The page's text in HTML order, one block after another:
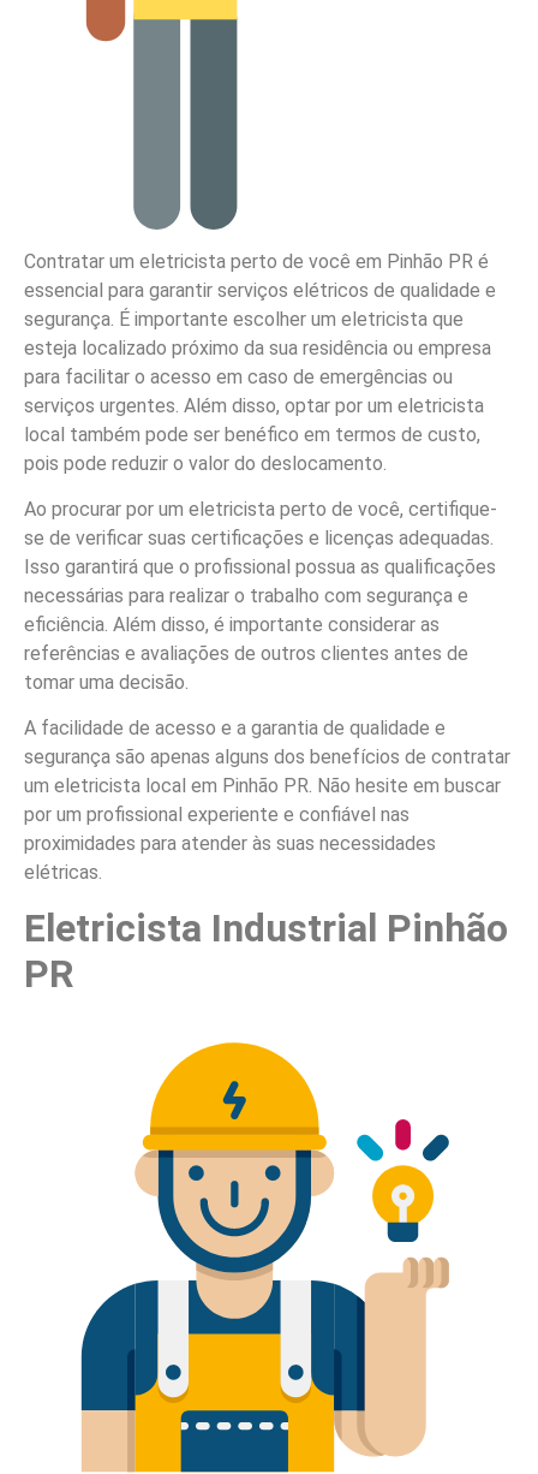
Contratar um eletricista perto de você em Pinhão PR é
essencial para garantir serviços elétricos de qualidade e
segurança. É importante escolher um eletricista que
esteja localizado próximo da sua residência ou empresa
para facilitar o acesso em caso de emergências ou
serviços urgentes. Além disso, optar por um eletricista
local também pode ser benéfico em termos de custo,
pois pode reduzir o valor do deslocamento.
Ao procurar por um eletricista perto de você, certifique-
se de verificar suas certificações e licenças adequadas.
Isso garantirá que o profissional possua as qualificações
necessárias para realizar o trabalho com segurança e
eficiência. Além disso, é importante considerar as
referências e avaliações de outros clientes antes de
tomar uma decisão.
A facilidade de acesso e a garantia de qualidade e
segurança são apenas alguns dos benefícios de contratar
um eletricista local em Pinhão PR. Não hesite em buscar
por um profissional experiente e confiável nas
proximidades para atender às suas necessidades
elétricas.
Eletricista Industrial Pinhão
PR